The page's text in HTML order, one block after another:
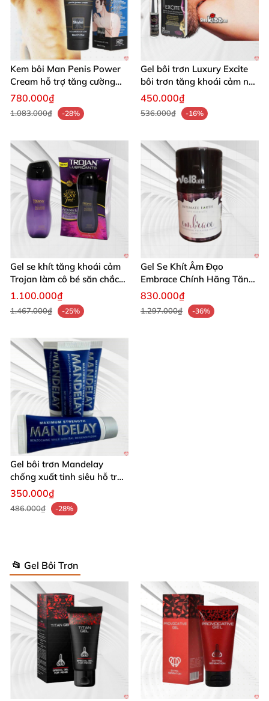
Kem bôi Man Penis Power
Cream hỗ trợ tăng cường
sinh lý nam tặng quà hấp
780.000₫
1.083.000₫ -28%
Gel bôi trơn Luxury Excite
bôi trơn tăng khoái cảm nữ
nhập Mỹ
450.000₫
536.000₫ -16%
Gel se khít tăng khoái cảm
Trojan làm cô bé săn chắc
nữ
1.100.000₫
1.467.000₫ -25%
Gel Se Khít Âm Đạo
Embrace Chính Hãng Tăng
Độ Khít Tự Nhiên
830.000₫
1.297.000₫ -36%
Gel bôi trơn Mandelay
chống xuất tinh siêu hỗ trợ
sinh lý nam
350.000₫
486.000₫ -28%
📂 Gel Bôi Trơn